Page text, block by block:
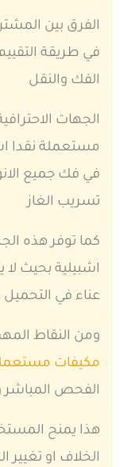
الفرق بين
في طريقة
الفك والنقل
الجهات
مستعملة نقدا
في فك جميع
تسريب الغاز
كما توفر هذه
اشبيلية بحيث
عناء في التحميل
ومن النقاط
مكيفات
الفحص المباشر
هذا يمنح
الخلاف او